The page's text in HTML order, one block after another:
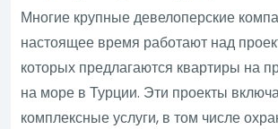
Многие крупные девелоперские
настоящее время работают над
которых предлагаются квартиры на
на море в Турции. Эти проекты
комплексные услуги, в том числе